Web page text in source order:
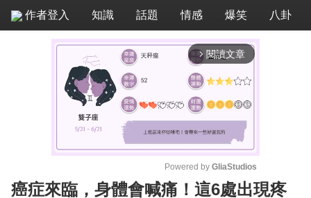
作者登入 知識 話題 情感 爆笑 八卦
arrow_forward_ios 閱讀文章
M
Powered by GliaStudios
癌症來臨，身體會喊痛！這6處出現疼